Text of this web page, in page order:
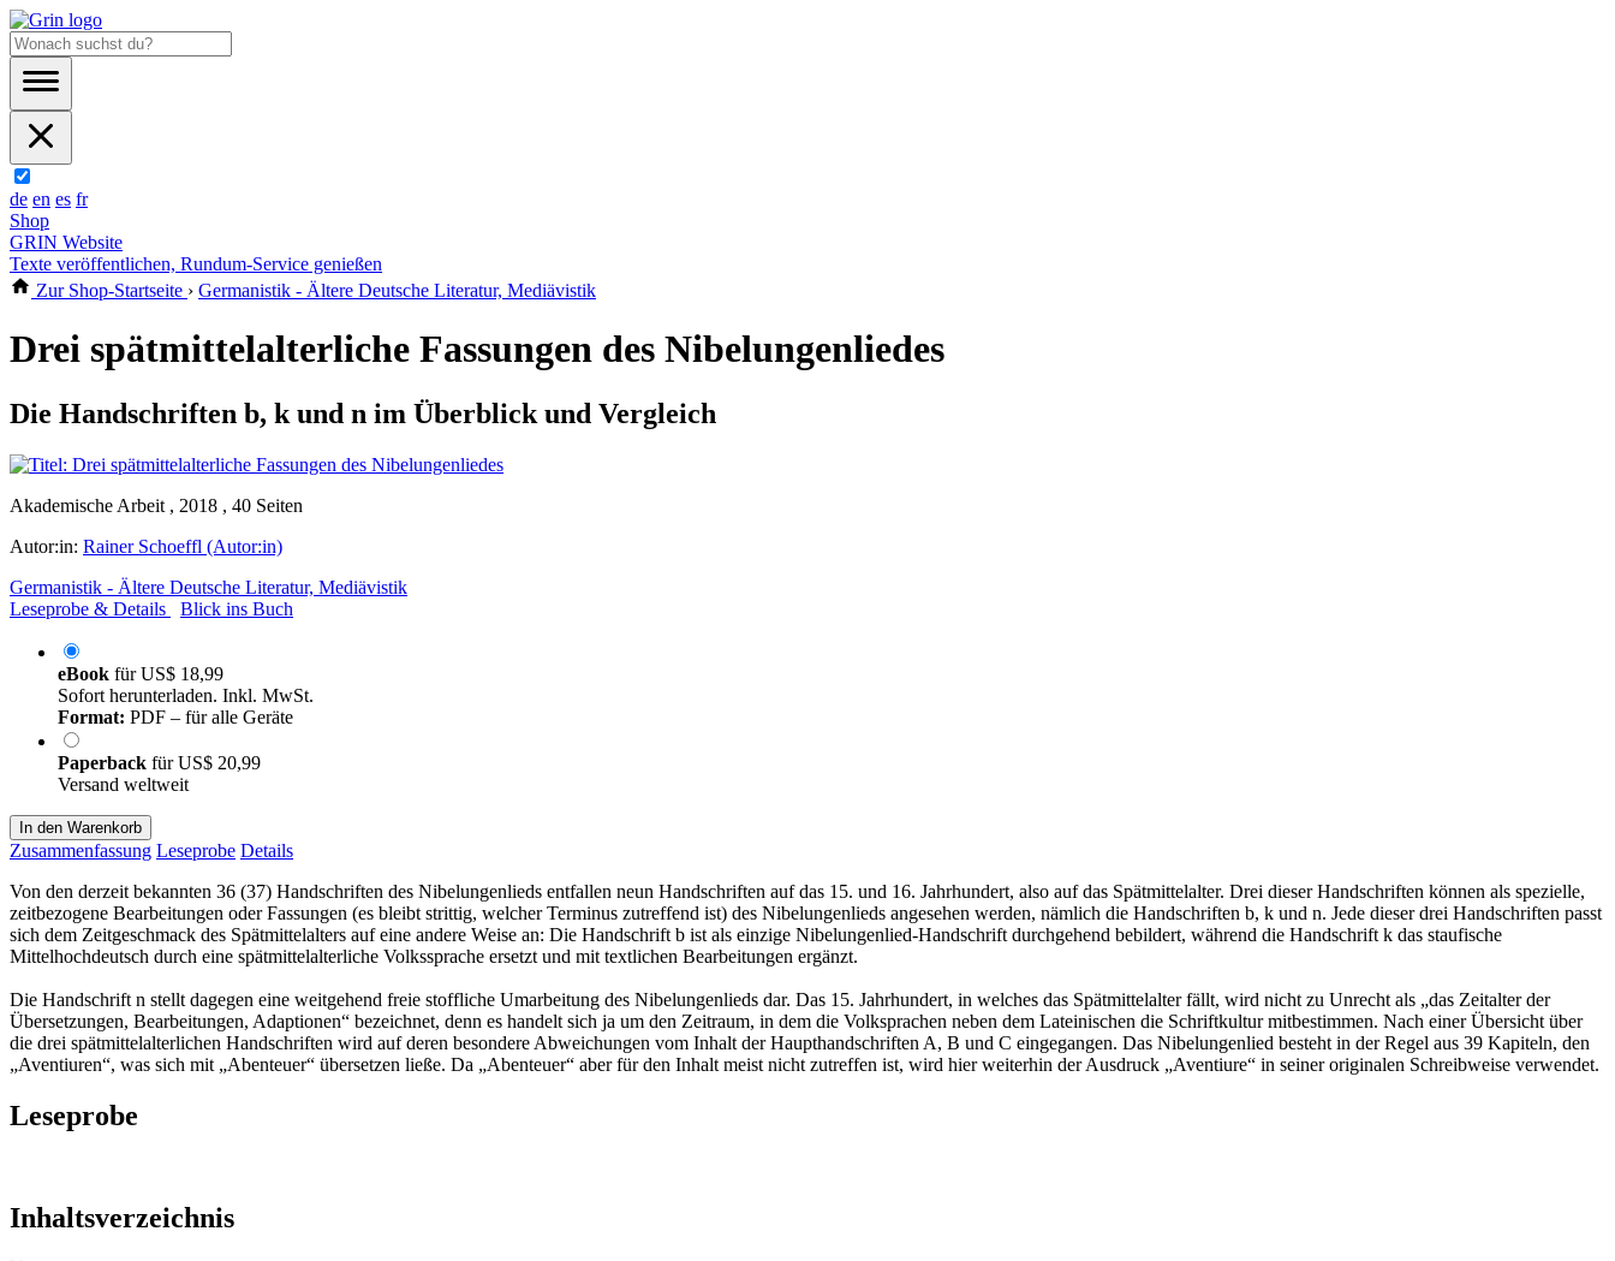
de en es fr
Shop
GRIN Website
Texte veröffentlichen, Rundum-Service genießen
Zur Shop-Startseite › Germanistik - Ältere Deutsche Literatur, Mediävistik
Drei spätmittelalterliche Fassungen des Nibelungenliedes
Die Handschriften b, k und n im Überblick und Vergleich
Akademische Arbeit , 2018 , 40 Seiten
Autor:in: Rainer Schoeffl (Autor:in)
Germanistik - Ältere Deutsche Literatur, Mediävistik
Leseprobe & Details
Blick ins Buch
eBook fürUS$ 18,99
Sofort herunterladen. Inkl. MwSt.
Format: PDF – für alle Geräte
Paperback fürUS$ 20,99
Versand weltweit
In den Warenkorb
Zusammenfassung Leseprobe Details
Von den derzeit bekannten 36 (37) Handschriften des Nibelungenlieds entfallen neun Handschriften auf das 15. und 16. Jahrhundert, also auf das Spätmittelalter. Drei dieser Handschriften können als spezielle,
zeitbezogene Bearbeitungen oder Fassungen (es bleibt strittig, welcher Terminus zutreffend ist) des Nibelungenlieds angesehen werden, nämlich die Handschriften b, k und n. Jede dieser drei Handschriften passt
sich dem Zeitgeschmack des Spätmittelalters auf eine andere Weise an: Die Handschrift b ist als einzige Nibelungenlied-Handschrift durchgehend bebildert, während die Handschrift k das staufische
Mittelhochdeutsch durch eine spätmittelalterliche Volkssprache ersetzt und mit textlichen Bearbeitungen ergänzt.
Die Handschrift n stellt dagegen eine weitgehend freie stoffliche Umarbeitung des Nibelungenlieds dar. Das 15. Jahrhundert, in welches das Spätmittelalter fällt, wird nicht zu Unrecht als „das Zeitalter der
Übersetzungen, Bearbeitungen, Adaptionen“ bezeichnet, denn es handelt sich ja um den Zeitraum, in dem die Volksprachen neben dem Lateinischen die Schriftkultur mitbestimmen. Nach einer Übersicht über
die drei spätmittelalterlichen Handschriften wird auf deren besondere Abweichungen vom Inhalt der Haupthandschriften A, B und C eingegangen. Das Nibelungenlied besteht in der Regel aus 39 Kapiteln, den
„Aventiuren“, was sich mit „Abenteuer“ übersetzen ließe. Da „Abenteuer“ aber für den Inhalt meist nicht zutreffen ist, wird hier weiterhin der Ausdruck „Aventiure“ in seiner originalen Schreibweise verwendet.
Leseprobe
Inhaltsverzeichnis